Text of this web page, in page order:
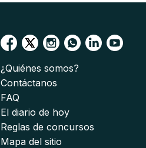
¿Quiénes somos?
Contáctanos
FAQ
El diario de hoy
Reglas de concursos
Mapa del sitio